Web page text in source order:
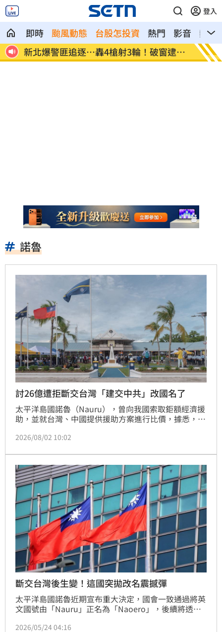
登入
即時 颱風動態 台股怎投資 熱門 影音
熱搜
毒
強彈千點！「18檔」收復失土台股ETF 7月
諾魯
討26億遭拒斷交台灣「建交中共」改國名了
太平洋島國諾魯（Nauru），曾向我國索取鉅額經濟援
助，並就台灣、中國提供援助方案進行比價，據悉，金
建交，近日諾魯宣布，不經公投，直接更改國名為「瑙
2026/08/02 10:02
斷交台灣後生變！這國突拋改名震撼彈
太平洋島國諾魯近期宣布重大決定，國會一致通過將英
文國號由「Nauru」正名為「Naoero」，後續將透過
發音的歷史，捍衛傳統語言與身分認同。曾因磷礦致富
2026/05/24 04:16